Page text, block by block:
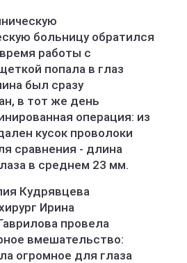
больницу обратился
работы с
попала в глаз
был сразу
в тот же день
операция: из
кусок проволоки
сравнения - длина
в среднем 23 мм.
Кудрявцева
Ирина
провела
вмешательство:
огромное для глаза